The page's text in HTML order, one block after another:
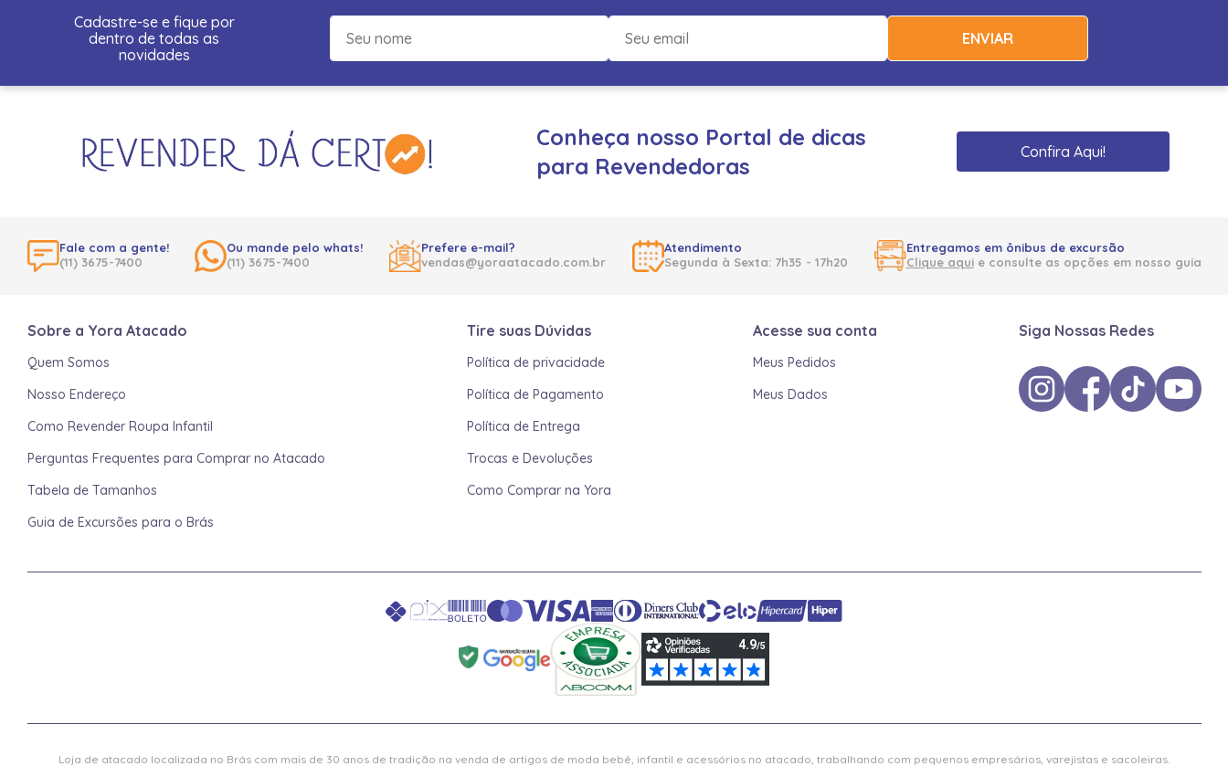
Cadastre-se e fique por
dentro de todas as
novidades
ENVIAR
Conheça nosso Portal de dicas
para Revendedoras
Confira Aqui!
Fale com a gente!
(11) 3675-7400
Ou mande pelo whats!
(11) 3675-7400
Prefere e-mail?
vendas@yoraatacado.com.br
Atendimento
Segunda à Sexta: 7h35 - 17h20
Entregamos em ônibus de excursão
Clique aquie consulte as opções em nosso guia
Sobre a Yora Atacado
Quem Somos
Nosso Endereço
Como Revender Roupa Infantil
Perguntas Frequentes para Comprar no Atacado
Tabela de Tamanhos
Guia de Excursões para o Brás
Tire suas Dúvidas
Política de privacidade
Política de Pagamento
Política de Entrega
Trocas e Devoluções
Como Comprar na Yora
Acesse sua conta
Meus Pedidos
Meus Dados
Siga Nossas Redes
Loja de atacado localizada no Brás com mais de 30 anos de tradição na venda de artigos de moda bebê, infantil e acessórios no atacado, trabalhando com pequenos empresários, varejistas e sacoleiras.